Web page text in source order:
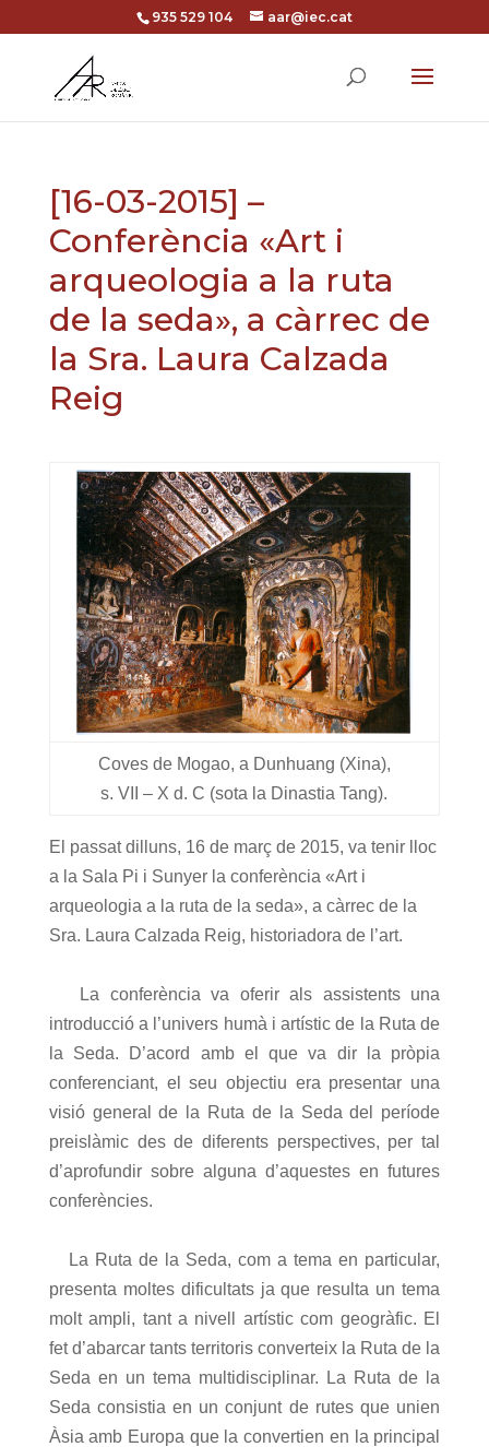
935 529 104 aar@iec.cat
[16-03-2015] –
Conferència «Art i
arqueologia a la ruta
de la seda», a càrrec de
la Sra. Laura Calzada
Reig
Coves de Mogao, a Dunhuang (Xina),
s. VII – X d. C (sota la Dinastia Tang).
El passat dilluns, 16 de març de 2015, va tenir lloc
a la Sala Pi i Sunyer la conferència «Art i
arqueologia a la ruta de la seda», a càrrec de la
Sra. Laura Calzada Reig, historiadora de l’art.
La conferència va oferir als assistents una
introducció a l’univers humà i artístic de la Ruta de
la Seda. D’acord amb el que va dir la pròpia
conferenciant, el seu objectiu era presentar una
visió general de la Ruta de la Seda del període
preislàmic des de diferents perspectives, per tal
d’aprofundir sobre alguna d’aquestes en futures
conferències.
La Ruta de la Seda, com a tema en particular,
presenta moltes dificultats ja que resulta un tema
molt ampli, tant a nivell artístic com geogràfic. El
fet d’abarcar tants territoris converteix la Ruta de la
Seda en un tema multidisciplinar. La Ruta de la
Seda consistia en un conjunt de rutes que unien
Àsia amb Europa que la convertien en la principal